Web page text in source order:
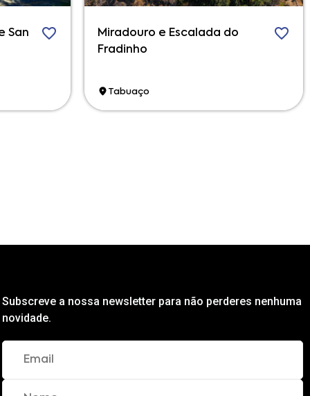
San
Miradouro e Escalada do
Fradinho
Tabuaço
Subscreve a nossa newsletter para não perderes nenhuma
novidade.